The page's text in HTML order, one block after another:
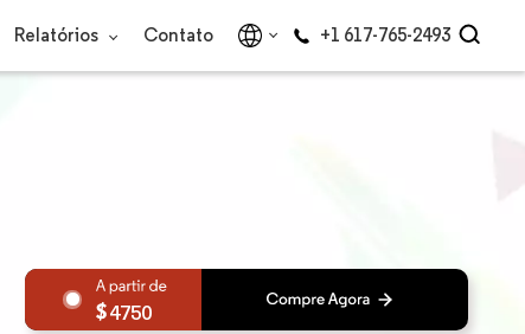
Relatórios Contato +1 617-765-2493
4750